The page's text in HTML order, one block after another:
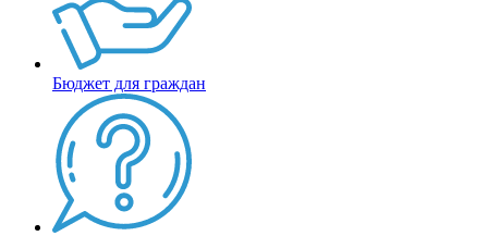
Бюджет для граждан